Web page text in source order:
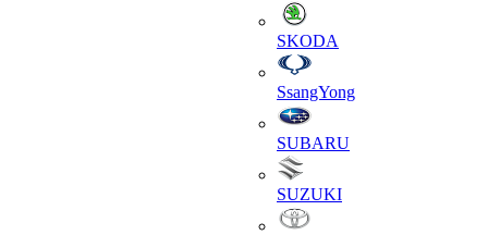
SKODA
SsangYong
SUBARU
SUZUKI